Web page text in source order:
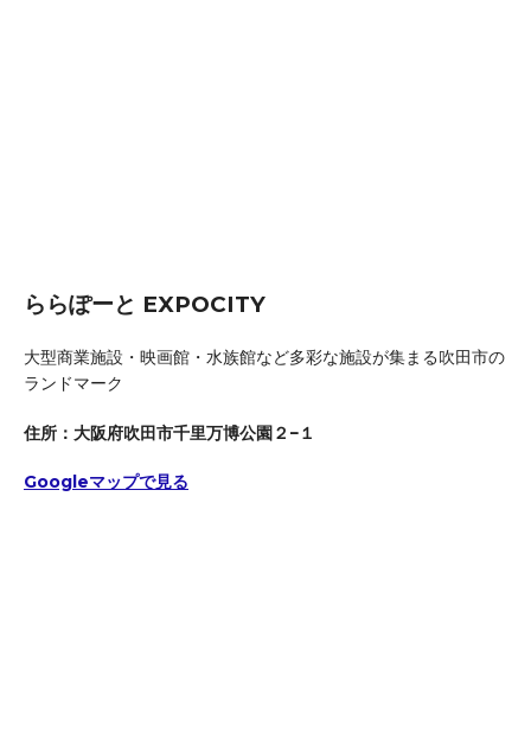
ららぽーと EXPOCITY
大型商業施設・映画館・水族館など多彩な施設が集まる吹田市の
ランドマーク
住所：大阪府吹田市千里万博公園２−１
Googleマップで見る